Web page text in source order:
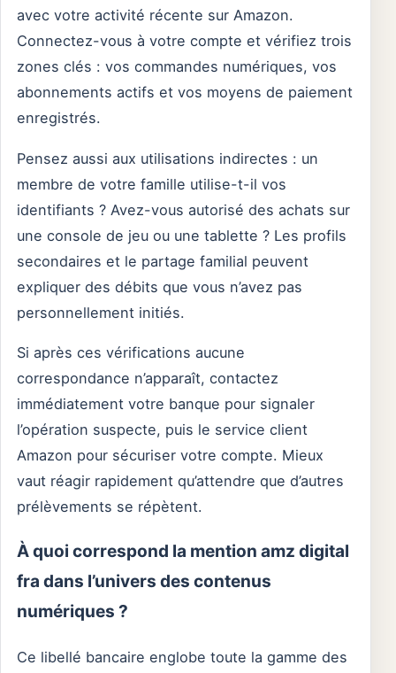
avec votre activité récente sur Amazon.
Connectez-vous à votre compte et vérifiez trois
zones clés : vos commandes numériques, vos
abonnements actifs et vos moyens de paiement
enregistrés.
Pensez aussi aux utilisations indirectes : un
membre de votre famille utilise-t-il vos
identifiants ? Avez-vous autorisé des achats sur
une console de jeu ou une tablette ? Les profils
secondaires et le partage familial peuvent
expliquer des débits que vous n’avez pas
personnellement initiés.
Si après ces vérifications aucune
correspondance n’apparaît, contactez
immédiatement votre banque pour signaler
l’opération suspecte, puis le service client
Amazon pour sécuriser votre compte. Mieux
vaut réagir rapidement qu’attendre que d’autres
prélèvements se répètent.
À quoi correspond la mention amz digital
fra dans l’univers des contenus
numériques ?
Ce libellé bancaire englobe toute la gamme des